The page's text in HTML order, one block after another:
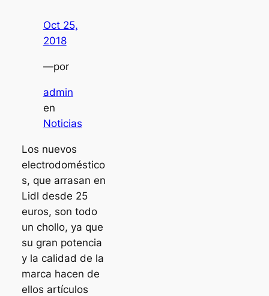
Oct 25,
2018
—por
admin
en
Noticias
Los nuevos
electrodoméstico
s, que arrasan en
Lidl desde 25
euros, son todo
un chollo, ya que
su gran potencia
y la calidad de la
marca hacen de
ellos artículos